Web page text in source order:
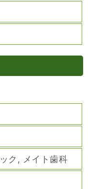
ク, メイト歯科